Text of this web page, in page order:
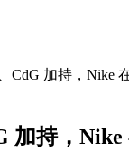
CdG 加持，Nike
加持，